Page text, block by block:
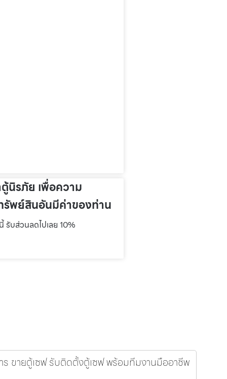
ตู้นิรภัย เพื่อความ
พย์สินอันมีค่าของท่าน
รับส่วนลดไปเลย 10%
ร ขายตู้เซฟ รับติดตั้งตู้เซฟ พร้อมทีมงานมืออาชีพ